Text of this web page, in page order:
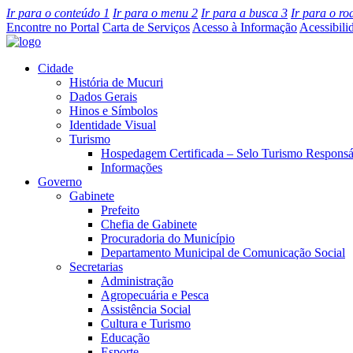
Ir para o conteúdo 1 Ir para o menu 2 Ir para a busca 3 Ir para o
Encontre no Portal Carta de Serviços Acesso à Informação
Cidade
História de Mucuri
Dados Gerais
Hinos e Símbolos
Identidade Visual
Turismo
Hospedagem Certificada – Selo Turismo
Informações
Governo
Gabinete
Prefeito
Chefia de Gabinete
Procuradoria do Município
Departamento Municipal de Comunicação Social
Secretarias
Administração
Agropecuária e Pesca
Assistência Social
Cultura e Turismo
Educação